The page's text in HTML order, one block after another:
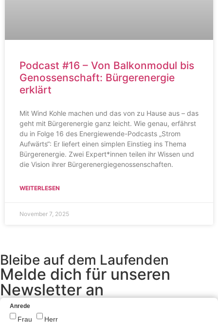
Podcast #16 – Von Balkonmodul bis
Genossenschaft: Bürgerenergie
erklärt
Mit Wind Kohle machen und das von zu Hause aus – das
geht mit Bürgerenergie ganz leicht. Wie genau, erfährst
du in Folge 16 des Energiewende-Podcasts „Strom
Aufwärts“: Er liefert einen simplen Einstieg ins Thema
Bürgerenergie. Zwei Expert*innen teilen ihr Wissen und
die Vision ihrer Bürgerenergiegenossenschaften.
WEITERLESEN
November 7, 2025
Bleibe auf dem Laufenden
Melde dich für unseren
Newsletter an
Anrede
Frau
Herr